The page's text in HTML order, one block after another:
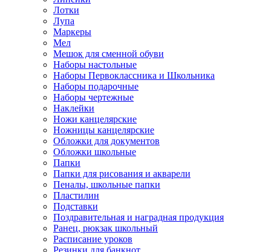
Лотки
Лупа
Маркеры
Мел
Мешок для сменной обуви
Наборы настольные
Наборы Первоклассника и Школьника
Наборы подарочные
Наборы чертежные
Наклейки
Ножи канцелярские
Ножницы канцелярские
Обложки для документов
Обложки школьные
Папки
Папки для рисования и акварели
Пеналы, школьные папки
Пластилин
Подставки
Поздравительная и наградная продукция
Ранец, рюкзак школьный
Расписание уроков
Резинки для банкнот